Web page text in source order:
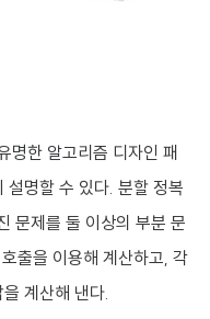
명한 알고리즘 디자인 패
설명할 수 있다. 분할 정복
문제를 둘 이상의 부분 문
출을 이용해 계산하고, 각
계산해 낸다.